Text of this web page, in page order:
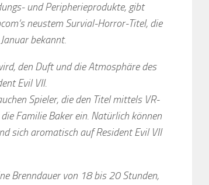
und Peripherieprodukte, gibt
neustem Survial-Horror-Titel, die
bekannt.
den Duft und die Atmosphäre des
Evil VII.
Spieler, die den Titel mittels VR-
Familie Baker ein. Natürlich können
sich aromatisch auf Resident Evil VII
Brenndauer von 18 bis 20 Stunden,